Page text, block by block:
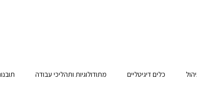
כלים דיגיטליים מתודולוגיות ותהליכי עבודה